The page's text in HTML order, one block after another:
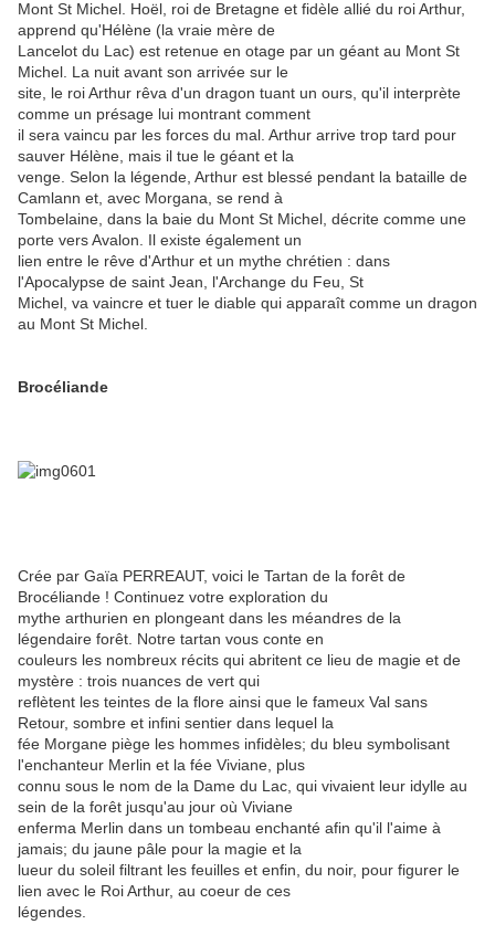
Mont St Michel. Hoël, roi de Bretagne et fidèle allié du roi Arthur,
apprend qu'Hélène (la vraie mère de
Lancelot du Lac) est retenue en otage par un géant au Mont St
Michel. La nuit avant son arrivée sur le
site, le roi Arthur rêva d'un dragon tuant un ours, qu'il interprète
comme un présage lui montrant comment
il sera vaincu par les forces du mal. Arthur arrive trop tard pour
sauver Hélène, mais il tue le géant et la
venge. Selon la légende, Arthur est blessé pendant la bataille de
Camlann et, avec Morgana, se rend à
Tombelaine, dans la baie du Mont St Michel, décrite comme une
porte vers Avalon. Il existe également un
lien entre le rêve d'Arthur et un mythe chrétien : dans
l'Apocalypse de saint Jean, l'Archange du Feu, St
Michel, va vaincre et tuer le diable qui apparaît comme un dragon
au Mont St Michel.
Brocéliande
Crée par Gaïa PERREAUT, voici le Tartan de la forêt de
Brocéliande ! Continuez votre exploration du
mythe arthurien en plongeant dans les méandres de la
légendaire forêt. Notre tartan vous conte en
couleurs les nombreux récits qui abritent ce lieu de magie et de
mystère : trois nuances de vert qui
reflètent les teintes de la flore ainsi que le fameux Val sans
Retour, sombre et infini sentier dans lequel la
fée Morgane piège les hommes infidèles; du bleu symbolisant
l'enchanteur Merlin et la fée Viviane, plus
connu sous le nom de la Dame du Lac, qui vivaient leur idylle au
sein de la forêt jusqu'au jour où Viviane
enferma Merlin dans un tombeau enchanté afin qu'il l'aime à
jamais; du jaune pâle pour la magie et la
lueur du soleil filtrant les feuilles et enfin, du noir, pour figurer le
lien avec le Roi Arthur, au coeur de ces
légendes.